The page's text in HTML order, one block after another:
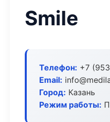
Smile
Телефон: +7
Email:
Город: Казань
Режим работы: